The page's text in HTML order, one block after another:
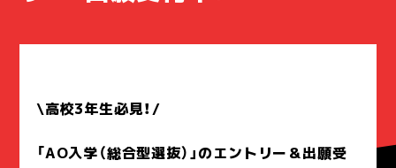
\高校3年生必見！/
「AO入学（総合型選抜）」のエントリー＆出願受